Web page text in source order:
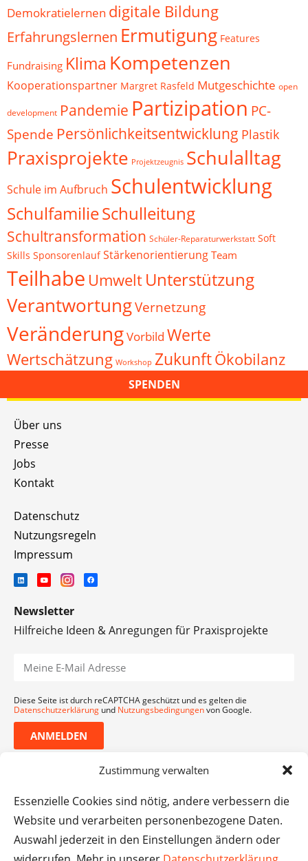
Zustimmung verwalten
Essenzielle Cookies sind nötig, andere verbessern die
Website und verarbeiten personenbezogene Daten.
Auswahl jederzeit in den Einstellungen ändern oder
Demokratielernen digitale Bildung
Erfahrungslernen Ermutigung Features
Fundraising Klima Kompetenzen
Kooperationspartner Margret Rasfeld Mutgeschichte open
development Pandemie Partizipation PC-
Spende Persönlichkeitsentwicklung Plastik
Praxisprojekte Projektzeugnis Schulalltag
Schule im Aufbruch Schulentwicklung
SchulfamilieSchulleitung
Schultransformation Schüler-Reparaturwerkstatt Soft
Skills Sponsorenlauf Stärkenorientierung Team
Teilhabe Umwelt Unterstützung
VerantwortungVernetzung
VeränderungVorbild Werte
Wertschätzung Workshop ZukunftÖkobilanz
SPENDEN
Über uns
Presse
Jobs
Kontakt
Datenschutz
Nutzungsregeln
Impressum
Newsletter
Hilfreiche Ideen & Anregungen für Praxisprojekte
Diese Seite ist durch reCAPTCHA geschützt und es gelten die
Datenschutzerklärung und Nutzungsbedingungenvon Google.
ANMELDEN